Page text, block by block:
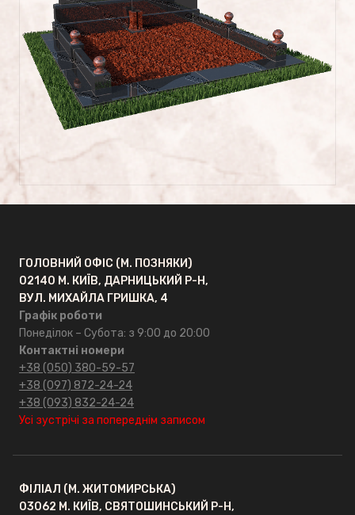
Латунь
Фотокераміка
Фотоскло
Сусальне золото
ГРАНКАРПРОМ
Головна
Про компанію
Відгуки
FAQ
Контакти
ГОЛОВНИЙ ОФІС (М. ПОЗНЯКИ)
02140 М. КИЇВ, ДАРНИЦЬКИЙ Р-Н,
ВУЛ. МИХАЙЛА ГРИШКА, 4
Графік роботи
Понеділок – Субота: з 9:00 до 20:00
Контактні номери
+38 (050) 380-59-57
+38 (097) 872-24-24
+38 (093) 832-24-24
Усі зустрічі за попереднім записом
ФІЛІАЛ (М. ЖИТОМИРСЬКА)
03062 М. КИЇВ, СВЯТОШИНСЬКИЙ Р-Н,